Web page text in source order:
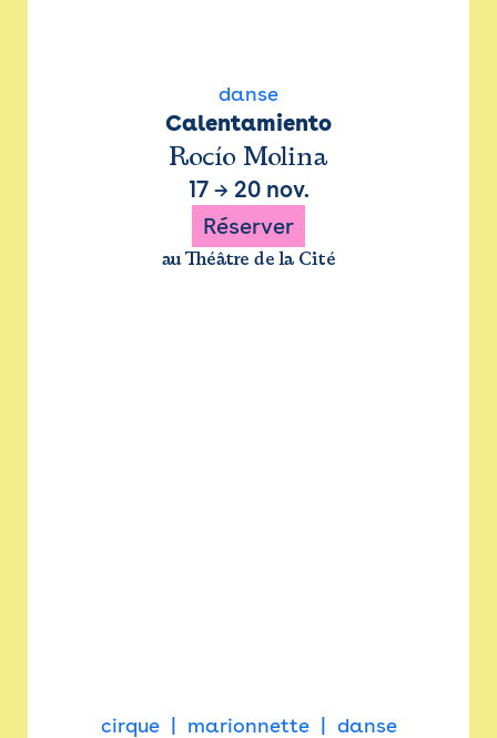
danse
Calentamiento
Rocío Molina
17→ 20 nov.
Réserver
au Théâtre de la Cité
cirque marionnette danse